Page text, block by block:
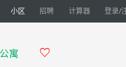
小区 招聘 计算器 登录/
寓 